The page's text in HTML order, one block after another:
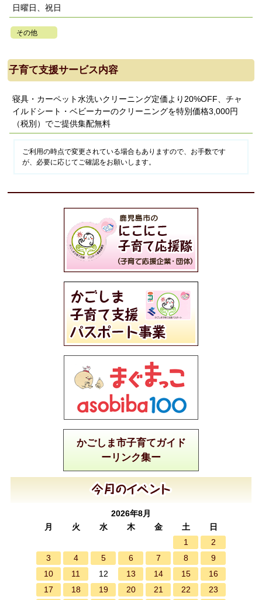
日曜日、祝日
その他
子育て支援サービス内容
寝具・カーペット水洗いクリーニング定価より20%OFF、チャ
イルドシート・ベビーカーのクリーニングを特別価格3,000円
（税別）でご提供集配無料
ご利用の時点で変更されている場合もありますので、お手数です
が、必要に応じてご確認をお願いします。
かごしま市子育てガイド
ーリンク集ー
2026年8月
月
火 水 木 金 土
日
1
2
3
4 5 6 7 8
9
10
11 12 13 14 15
16
17
18 19 20 21 22
23